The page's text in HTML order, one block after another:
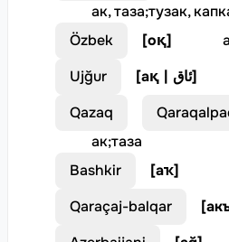
ак, таза;тузак,
Özbek
[оқ]
Ujğur
[ ақ | ئاق]
Qazaq
ак;таза
Bashkir
[аҡ]
Qaraçaj-balqar
[